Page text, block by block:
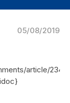
05/08/2019
article/